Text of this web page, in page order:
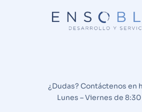
¿Dudas? Contáctenos en
Lunes – Viernes de 8:30